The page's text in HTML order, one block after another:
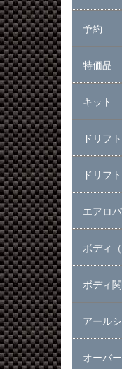
予約
特価品
キット
ドリフ
ドリフ
エアロ
ボディ
ボディ
アール
オーバ